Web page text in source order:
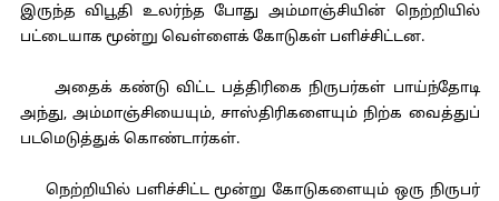
இருந்த விபூதி உலர்ந்த போது அம்மாஞ்சியின் நெற்றியில்
பட்டையாக மூன்று வெள்ளைக் கோடுகள் பளிச்சிட்டன.
அதைக் கண்டு விட்ட பத்திரிகை நிருபர்கள் பாய்ந்தோடி
அந்து, அம்மாஞ்சியையும், சாஸ்திரிகளையும் நிற்க வைத்துப்
படமெடுத்துக் கொண்டார்கள்.
நெற்றியில் பளிச்சிட்ட மூன்று கோடுகளையும் ஒரு நிருபர்